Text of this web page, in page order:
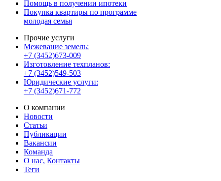
Помощь в получении ипотеки
Покупка квартиры по программе
молодая семья
Прочие услуги
Межевание земель:
+7 (3452)673-009
Изготовление техпланов:
+7 (3452)549-503
Юридические услуги:
+7 (3452)671-772
О компании
Новости
Статьи
Публикации
Вакансии
Команда
О нас, Контакты
Теги